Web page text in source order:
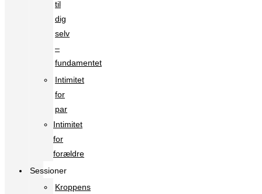
til
dig
selv
–
fundamentet
Intimitet
for
par
Intimitet
for
forældre
Sessioner
Kroppens